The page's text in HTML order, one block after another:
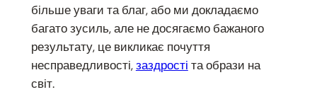
більше уваги та благ, або ми докладаємо
багато зусиль, але не досягаємо бажаного
результату, це викликає почуття
несправедливості,заздрості та образи на
світ.